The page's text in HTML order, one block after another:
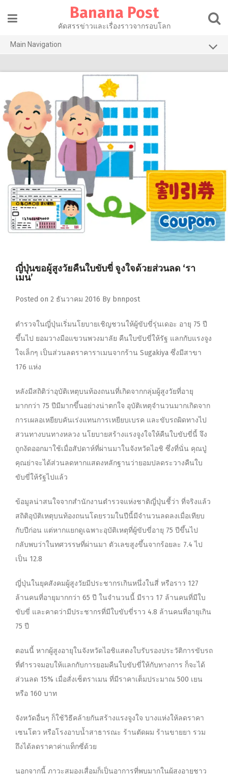
content
Banana Post
คัดสรรข่าวและเรื่องราวจากรอบโลก
Main Navigation
สาธารณสุข
ไลฟ์สไตล์
วัฒนธรรม
เทคโนโลยี
บานาน่ารีวิว
ญี่ปุ่นขอผู้สูงวัยคืนใบขับขี่ จูงใจด้วยส่วนลด ‘รา
เมน’
Posted on 2 ธันวาคม 2016 By bnnpost
ตำรวจในญี่ปุ่นเริ่มนโยบายเชิญชวนให้ผู้ขับขี่รุ่นเดอะ อายุ 75 ปี
ขึ้นไป ยอมวางมือแขวนพวงมาลัย คืนใบขับขี่ให้รัฐ แลกกับแรงจูง
ใจเล็กๆ เป็นส่วนลดราคาราเมนจากร้าน Sugakiya ซึ่งมีสาขา
176 แห่ง
หลังมีสถิติว่าอุบัติเหตุบนท้องถนนที่เกิดจากกลุ่มผู้สูงวัยที่อายุ
มากกว่า 75 ปีมีมากขึ้นอย่างน่าตกใจ อุบัติเหตุจำนวนมากเกิดจาก
การเผลอเหยียบคันเร่งแทนการเหยียบเบรค และขับรถผิดทางไป
สวนทางบนทางหลวง นโยบายสร้างแรงจูงใจให้คืนใบขับขี่นี้ จึง
ถูกงัดออกมาใช้เมื่อสัปดาห์ที่ผ่านมาในจังหวัดไอชิ ซึ่งที่นั่น คุณปู่
คุณย่าจะได้ส่วนลดหากแสดงหลักฐานว่ายอมปลดระวางคืนใบ
ขับขี่ให้รัฐไปแล้ว
ข้อมูลน่าสนใจจากสำนักงานตำรวจแห่งชาติญี่ปุ่นชี้ว่า ที่จริงแล้ว
สถิติอุบัติเหตุบนท้องถนนโดยรวมในปีนี้มีจำนวนลดลงเมื่อเทียบ
กับปีก่อน แต่หากแยกดูเฉพาะอุบัติเหตุที่ผู้ขับขี่อายุ 75 ปีขึ้นไป
กลับพบว่าในทศวรรษที่ผ่านมา ตัวเลขสูงขึ้นจากร้อยละ 7.4 ไป
เป็น 12.8
ญี่ปุ่นในยุคสังคมผู้สูงวัยมีประชากรเกินหนึ่งในสี่ หรือราว 127
ล้านคนที่อายุมากกว่า 65 ปี ในจำนวนนี้ มีราว 17 ล้านคนที่มีใบ
ขับขี่ และคาดว่ามีประชากรที่มีใบขับขี่ราว 4.8 ล้านคนที่อายุเกิน
75 ปี
ตอนนี้ หากผู้สูงอายุในจังหวัดไอชิแสดงใบรับรองประวัติการขับรถ
ที่ตำรวจมอบให้แลกกับการยอมคืนใบขับขี่ให้กับทางการ ก็จะได้
ส่วนลด 15% เมื่อสั่งเซ็ตราเมน ที่มีราคาเต็มประมาณ 500 เยน
หรือ 160 บาท
จังหวัดอื่นๆ ก็ใช้วิธีคล้ายกันสร้างแรงจูงใจ บางแห่งให้ลดราคา
เซนโตว หรือโรงอาบน้ำสาธารณะ ร้านตัดผม ร้านขายยา รวม
ถึงได้ลดราคาค่าแท็กซี่ด้วย
นอกจากนี้ ภาวะสมองเสื่อมก็เป็นอาการที่พบมากในผู้สูงอายุชาว